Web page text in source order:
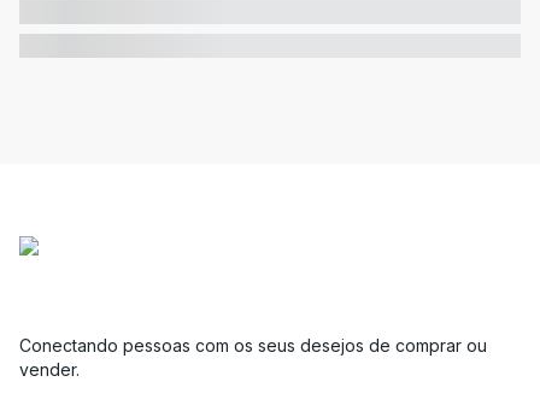
Conectando pessoas com os seus desejos de comprar ou
vender.